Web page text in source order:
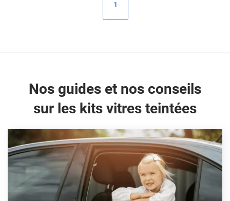
Skoda
Tesla
Toyota
Volkswagen
1
Nos guides et nos conseils
sur les kits vitres teintées